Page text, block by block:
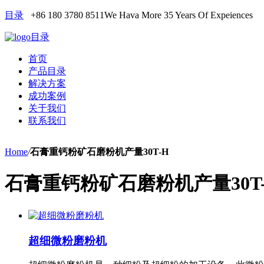
目录 +86 180 3780 8511We Hava More 35 Years Of Expeiences
目录
首页
产品目录
解决方案
成功案例
关于我们
联系我们
Home/石膏重钙粉矿石磨粉机产量30T-H
石膏重钙粉矿石磨粉机产量
超细微粉磨粉机